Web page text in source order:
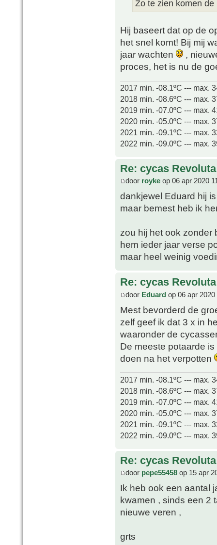
Zo te zien komen
Hij baseert dat op de
het snel komt! Bij mij
jaar wachten
,
proces, het is nu de
2017 min. -08.1ºC --- max.
2018 min. -08.6ºC --- max.
2019 min. -07.0ºC --- max.
2020 min. -05.0ºC --- max.
2021 min. -09.1ºC --- max.
2022 min. -09.0ºC --- max.
Re: cycas Revoluta
door royke op 06 apr 2020
dankjewel Eduard hij
maar bemest heb ik
zou hij het ook zonder
hem ieder jaar verse
maar heel weinig
Re: cycas Revoluta
door Eduard op 06 apr 2020
Mest bevorderd de
zelf geef ik dat 3 x in
waaronder de
De meeste potaarde
doen na het verpotten
2017 min. -08.1ºC --- max.
2018 min. -08.6ºC --- max.
2019 min. -07.0ºC --- max.
2020 min. -05.0ºC --- max.
2021 min. -09.1ºC --- max.
2022 min. -09.0ºC --- max.
Re: cycas Revoluta
door pepe55458 op 15 apr
Ik heb ook een aantal
kwamen , sinds een 2
nieuwe veren ,
grts